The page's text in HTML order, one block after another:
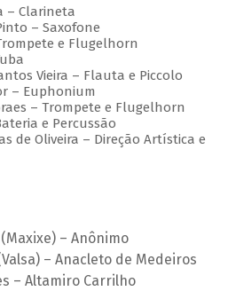
– Clarineta
– Saxofone
e Flugelhorn
Vieira – Flauta e Piccolo
– Euphonium
– Trompete e Flugelhorn
e Percussão
de Oliveira – Direção Artística e
– Anônimo
– Anacleto de Medeiros
– Altamiro Carrilho